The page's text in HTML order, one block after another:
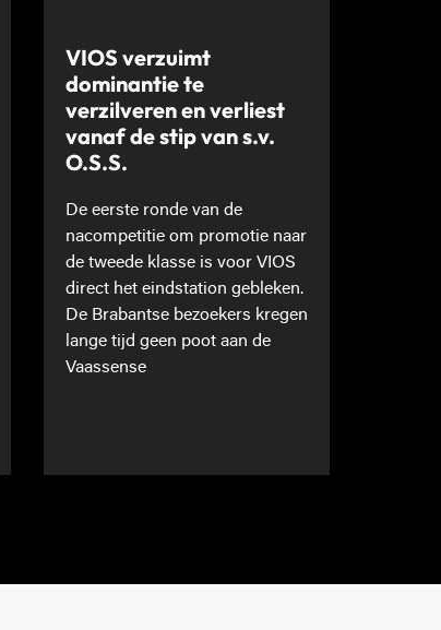
VIOS verzuimt
dominantie te
verzilveren en verliest
vanaf de stip van s.v.
O.S.S.
De eerste ronde van de
nacompetitie om promotie naar
de tweede klasse is voor VIOS
direct het eindstation gebleken.
De Brabantse bezoekers kregen
lange tijd geen poot aan de
Vaassense